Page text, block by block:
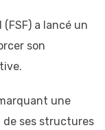
a lancé un
son
une
de ses structures